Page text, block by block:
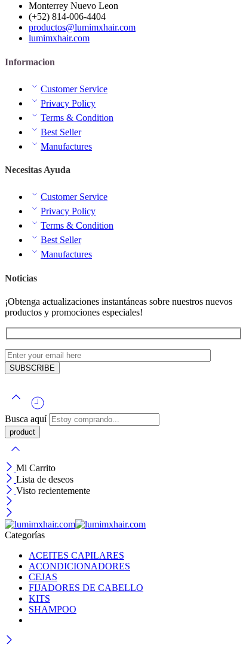
Monterrey Nuevo Leon
(+52) 814-006-4404
productos@lumimxhair.com
lumimxhair.com
Informacion
Customer Service
Privacy Policy
Terms & Condition
Best Seller
Manufactures
Necesitas Ayuda
Customer Service
Privacy Policy
Terms & Condition
Best Seller
Manufactures
Noticias
¡Obtenga actualizaciones instantáneas sobre nuestros nuevos
productos y promociones especiales!
Busca aquí
Mi Carrito
Lista de deseos
Visto recientemente
Categorías
ACEITES CAPILARES
ACONDICIONADORES
CEJAS
FIJADORES DE CABELLO
KITS
SHAMPOO